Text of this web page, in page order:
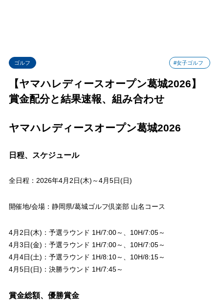
ゴルフ #女子ゴルフ
【ヤマハレディースオープン葛城2026】
賞金配分と結果速報、組み合わせ
ヤマハレディースオープン葛城2026
日程、スケジュール
全日程：2026年4月2日(木)～4月5日(日)
開催地/会場：静岡県/葛城ゴルフ倶楽部 山名コース
4月2日(木)：予選ラウンド 1H/7:00～、10H/7:05～
4月3日(金)：予選ラウンド 1H/7:00～、10H/7:05～
4月4日(土)：予選ラウンド 1H/8:10～、10H/8:15～
4月5日(日)：決勝ラウンド 1H/7:45～
賞金総額、優勝賞金